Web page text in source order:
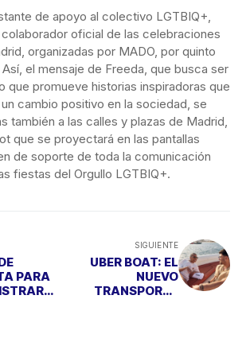
de apoyo al colectivo LGTBIQ+,
oficial de las celebraciones
organizadas por MADO, por quinto
el mensaje de Freeda, que busca ser
que promueve historias inspiradoras que
cambio positivo en la sociedad, se
también a las calles y plazas de Madrid,
que se proyectará en las pantallas
de soporte de toda la comunicación
fiestas del Orgullo LGTBIQ+.
PARA
SIGUIENTE
UBER BOAT: EL
NUEVO
TRANSPORTE